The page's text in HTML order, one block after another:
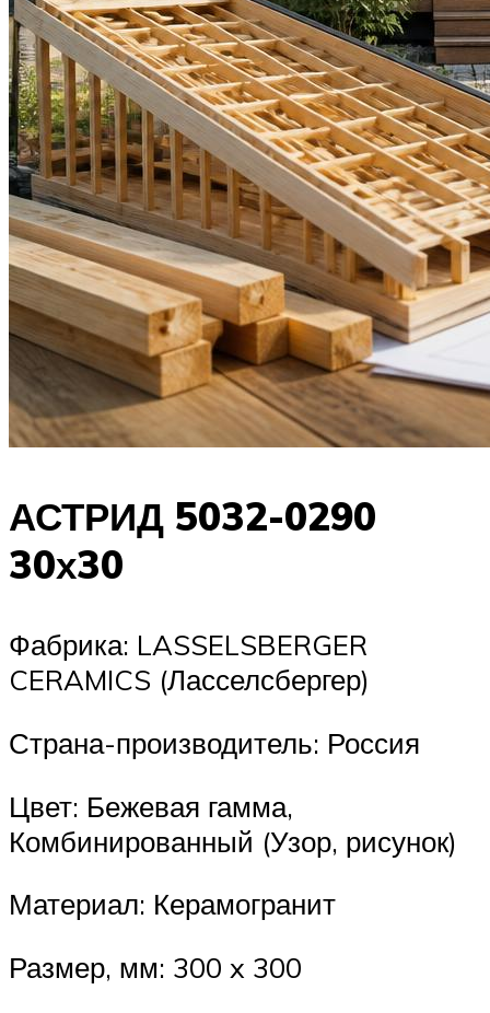
АСТРИД 5032-0290
30х30
Фабрика: LASSELSBERGER
CERAMICS (Ласселсбергер)
Страна-производитель: Россия
Цвет: Бежевая гамма,
Комбинированный (Узор, рисунок)
Материал: Керамогранит
Размер, мм: 300 x 300